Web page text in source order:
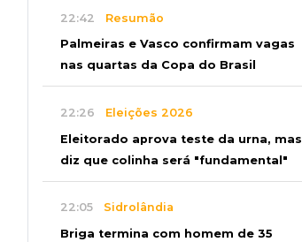
22:42 Resumão
Palmeiras e Vasco confirmam vagas
nas quartas da Copa do Brasil
22:26 Eleições 2026
Eleitorado aprova teste da urna, mas
diz que colinha será "fundamental"
22:05 Sidrolândia
Briga termina com homem de 35